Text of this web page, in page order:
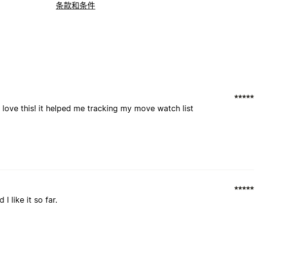
条款和条件
love this! it helped me tracking my move watch list
I like it so far.